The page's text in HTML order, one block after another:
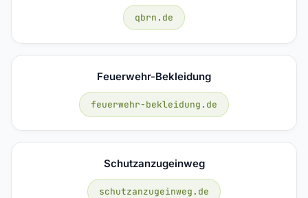
qbrn.de
Feuerwehr-Bekleidung
feuerwehr-bekleidung.de
Schutzanzugeinweg
schutzanzugeinweg.de